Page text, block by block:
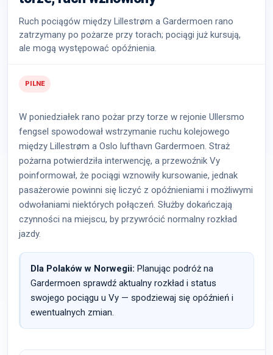
Ruch pociągów między Lillestrøm a Gardermoen rano
zatrzymany po pożarze przy torach; pociągi już kursują,
ale mogą występować opóźnienia.
PILNE
W poniedziałek rano pożar przy torze w rejonie Ullersmo
fengsel spowodował wstrzymanie ruchu kolejowego
między Lillestrøm a Oslo lufthavn Gardermoen. Straż
pożarna potwierdziła interwencję, a przewoźnik Vy
poinformował, że pociągi wznowiły kursowanie, jednak
pasażerowie powinni się liczyć z opóźnieniami i możliwymi
odwołaniami niektórych połączeń. Służby dokańczają
czynności na miejscu, by przywrócić normalny rozkład
jazdy.
Dla Polaków w Norwegii: Planując podróż na
Gardermoen sprawdź aktualny rozkład i status
swojego pociągu u Vy — spodziewaj się opóźnień i
ewentualnych zmian.